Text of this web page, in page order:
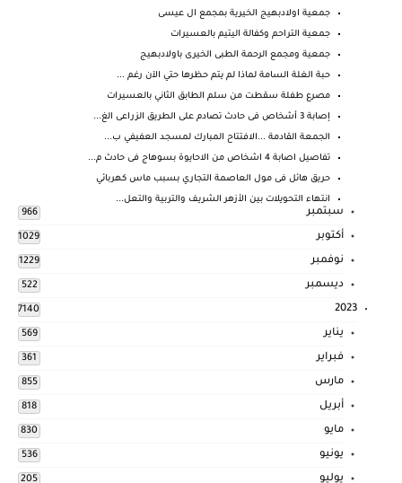
جمعية اولادبهيج الخيرية بمجمع ال عيسى
جمعية التراحم وكفالة اليتيم بالعسيرات
جمعية ومجمع الرحمة الطبى الخيرى باولادبهيج
‏حبة الغلة السامة لماذا لم يتم حظرها حتي الآن رغم ...
مصرع طفلة سقطت من سلم الطابق الثاني بالعسيرات
إصابة 3 أشخاص فى حادث تصادم على الطريق الزراعى الغ...
الجمعة القادمة ...الافتتاح المبارك لمسجد العفيفي ب...
تفاصيل اصابة 4 اشخاص من الاحايوة بسوهاج فى حادث م...
حريق هائل فى مول العاصمة التجاري بسبب ماس كهربائي
انتهاء التحويلات بين الأزهر الشريف والتربية والتعل...
سبتمبر 966
أكتوبر 1029
نوفمبر 1229
ديسمبر 522
2023
7140
يناير 569
فبراير 361
مارس 855
أبريل 818
مايو 830
يونيو 536
يوليو 205